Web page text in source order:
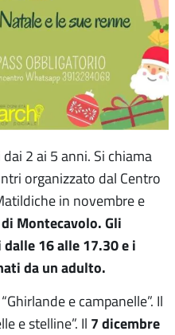
2 ai 5 anni. Si chiama
organizzato dal Centro
in novembre e
Montecavolo. Gli
16 alle 17.30 e i
da un adulto.
e campanelle”. Il
e stelline”. Il 7 dicembre